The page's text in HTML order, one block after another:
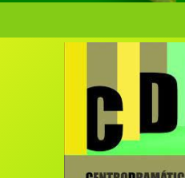
Textos seleccionados en el VI